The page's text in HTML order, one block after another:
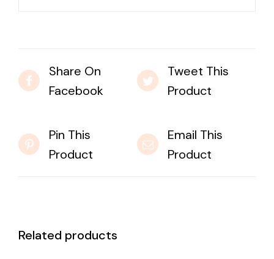
Share On
Facebook
Tweet This
Product
Pin This
Product
Email This
Product
Related products